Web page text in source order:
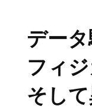
デー
フィ
そし